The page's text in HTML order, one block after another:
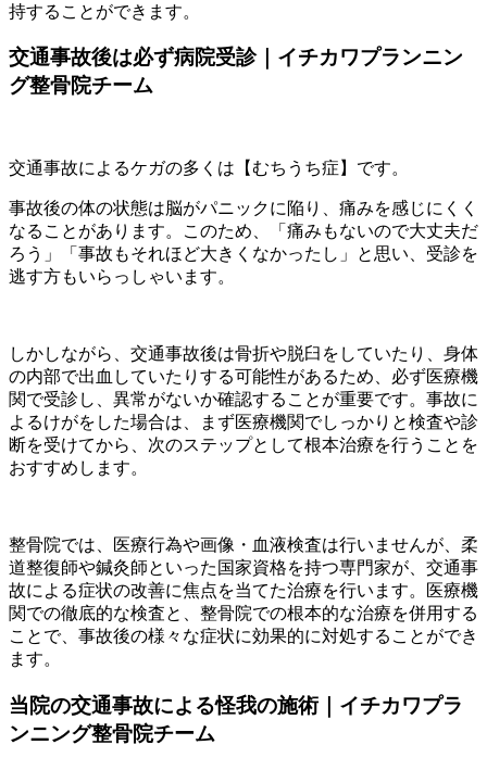
持することができます。
交通事故後は必ず病院受診｜イチカワプランニン
グ整骨院チーム
交通事故によるケガの多くは【むちうち症】です。
事故後の体の状態は脳がパニックに陥り、痛みを感じにくく
なることがあります。このため、「痛みもないので大丈夫だ
ろう」「事故もそれほど大きくなかったし」と思い、受診を
逃す方もいらっしゃいます。
しかしながら、交通事故後は骨折や脱臼をしていたり、身体
の内部で出血していたりする可能性があるため、必ず医療機
関で受診し、異常がないか確認することが重要です。事故に
よるけがをした場合は、まず医療機関でしっかりと検査や診
断を受けてから、次のステップとして根本治療を行うことを
おすすめします。
整骨院では、医療行為や画像・血液検査は行いませんが、柔
道整復師や鍼灸師といった国家資格を持つ専門家が、交通事
故による症状の改善に焦点を当てた治療を行います。医療機
関での徹底的な検査と、整骨院での根本的な治療を併用する
ことで、事故後の様々な症状に効果的に対処することができ
ます。
当院の交通事故による怪我の施術｜イチカワプラ
ンニング整骨院チーム